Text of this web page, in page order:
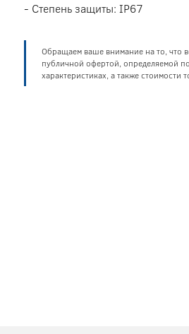
- Степень защиты: IP67
Обращаем ваше внимание на то, что
публичной офертой, определяемой
характеристиках, а также